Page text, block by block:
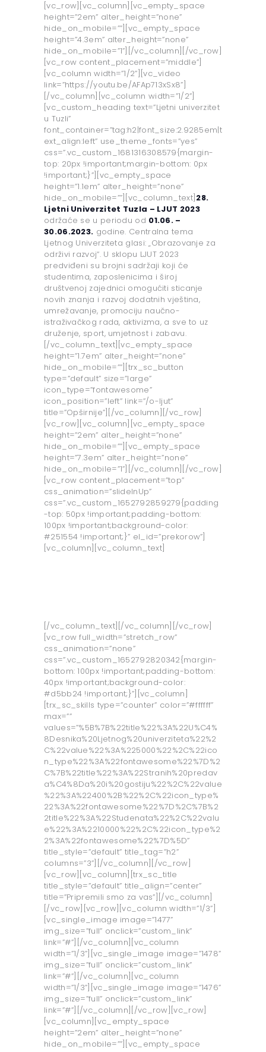
O LJUT
O UNTZ
PROGRAM
KONTAKT
VOLONTIRAJ
[vc_row][vc_column][vc_empty_space
height=”2em” alter_height=”none”
hide_on_mobile=””][vc_empty_space
height=”4.3em” alter_height=”none”
hide_on_mobile=”1”][/vc_column][/vc_row]
[vc_row content_placement=”middle”]
[vc_column width=”1/2”][vc_video
link=”https://youtu.be/AFAp713xSx8”]
[/vc_column][vc_column width=”1/2”]
[vc_custom_heading text=”Ljetni univerzitet
u Tuzli”
font_container=”tag:h2|font_size:2.9285em|t
ext_align:left” use_theme_fonts=”yes”
css=”.vc_custom_1681316308579{margin-
top: 20px !important;margin-bottom: 0px
!important;}”][vc_empty_space
height=”1.1em” alter_height=”none”
hide_on_mobile=””][vc_column_text] 28.
Ljetni Univerzitet Tuzla – LJUT 2023
održaće se u periodu od 01.06. –
30.06.2023. godine. Centralna tema
Ljetnog Univerziteta glasi: „Obrazovanje za
održivi razvoj“. U sklopu LJUT 2023
predviđeni su brojni sadržaji koji će
studentima, zaposlenicima i široj
društvenoj zajednici omogućiti sticanje
novih znanja i razvoj dodatnih vještina,
umrežavanje, promociju naučno-
istraživačkog rada, aktivizma, a sve to uz
druženje, sport, umjetnost i zabavu.
[/vc_column_text][vc_empty_space
height=”1.7em” alter_height=”none”
hide_on_mobile=””][trx_sc_button
type=”default” size=”large”
icon_type=”fontawesome”
icon_position=”left” link=”/o-ljut”
title=”Opširnije”][/vc_column][/vc_row]
[vc_row][vc_column][vc_empty_space
height=”2em” alter_height=”none”
hide_on_mobile=””][vc_empty_space
height=”7.3em” alter_height=”none”
hide_on_mobile=”1”][/vc_column][/vc_row]
[vc_row content_placement=”top”
css_animation=”slideInUp”
css=”.vc_custom_1652792859279{padding
-top: 50px !important;padding-bottom:
100px !important;background-color:
#251554 !important;}” el_id=”prekorow”]
[vc_column][vc_column_text]
[/vc_column_text][/vc_column][/vc_row]
[vc_row full_width=”stretch_row”
css_animation=”none”
css=”.vc_custom_1652792820342{margin-
bottom: 100px !important;padding-bottom:
40px !important;background-color:
#d5bb24 !important;}”][vc_column]
[trx_sc_skills type=”counter” color=”#ffffff”
max=””
values=”%5B%7B%22title%22%3A%22U%C4%
8Desnika%20Ljetnog%20univerziteta%22%2
C%22value%22%3A%225000%22%2C%22ico
n_type%22%3A%22fontawesome%22%7D%2
C%7B%22title%22%3A%22Stranih%20predav
a%C4%8Da%20i%20gostiju%22%2C%22value
%22%3A%22400%2B%22%2C%22icon_type%
22%3A%22fontawesome%22%7D%2C%7B%2
2title%22%3A%22Studenata%22%2C%22valu
e%22%3A%2210000%22%2C%22icon_type%2
2%3A%22fontawesome%22%7D%5D”
title_style=”default” title_tag=”h2”
columns=”3”][/vc_column][/vc_row]
[vc_row][vc_column][trx_sc_title
title_style=”default” title_align=”center”
title=”Pripremili smo za vas”][/vc_column]
[/vc_row][vc_row][vc_column width=”1/3”]
[vc_single_image image=”1477”
img_size=”full” onclick=”custom_link”
link=”#”][/vc_column][vc_column
width=”1/3”][vc_single_image image=”1478”
img_size=”full” onclick=”custom_link”
link=”#”][/vc_column][vc_column
width=”1/3”][vc_single_image image=”1476”
img_size=”full” onclick=”custom_link”
link=”#”][/vc_column][/vc_row][vc_row]
[vc_column][vc_empty_space
height=”2em” alter_height=”none”
hide_on_mobile=””][vc_empty_space